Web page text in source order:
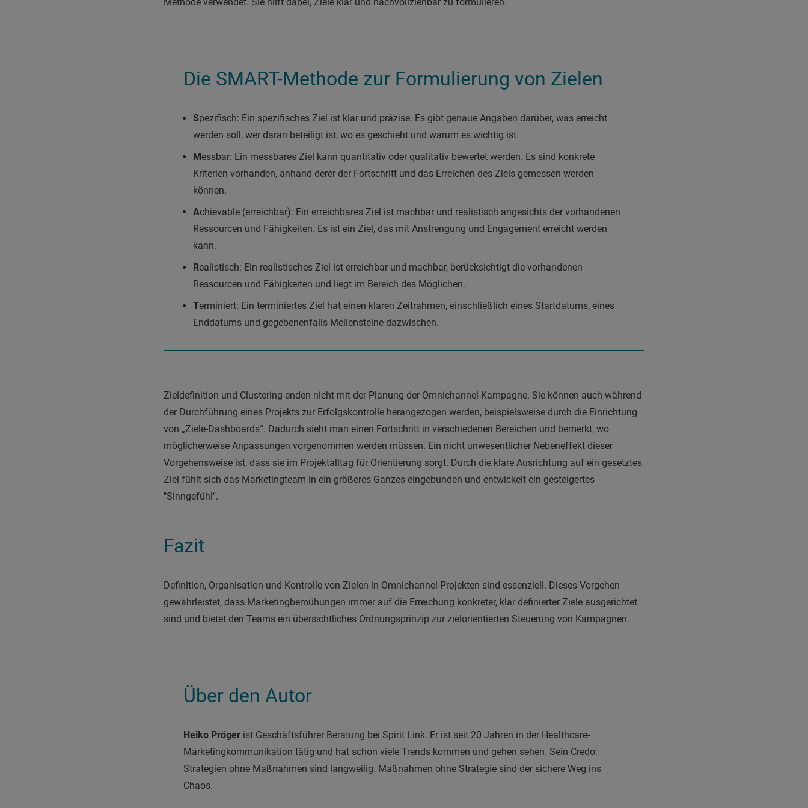
Die SMART-Methode zur Formulierung von Zielen
Spezifisch: Ein spezifisches Ziel ist klar und präzise. Es gibt genaue Angaben darüber, was erreicht
werden soll, wer daran beteiligt ist, wo es geschieht und warum es wichtig ist.
Messbar: Ein messbares Ziel kann quantitativ oder qualitativ bewertet werden. Es sind konkrete
Kriterien vorhanden, anhand derer der Fortschritt und das Erreichen des Ziels gemessen werden
können.
Achievable (erreichbar): Ein erreichbares Ziel ist machbar und realistisch angesichts der vorhandenen
Ressourcen und Fähigkeiten. Es ist ein Ziel, das mit Anstrengung und Engagement erreicht werden
kann.
Realistisch: Ein realistisches Ziel ist erreichbar und machbar, berücksichtigt die vorhandenen
Ressourcen und Fähigkeiten und liegt im Bereich des Möglichen.
Terminiert: Ein terminiertes Ziel hat einen klaren Zeitrahmen, einschließlich eines Startdatums, eines
Enddatums und gegebenenfalls Meilensteine dazwischen.
Zieldefinition und Clustering enden nicht mit der Planung der Omnichannel-Kampagne. Sie können auch während
der Durchführung eines Projekts zur Erfolgskontrolle herangezogen werden, beispielsweise durch die Einrichtung
von „Ziele-Dashboards“. Dadurch sieht man einen Fortschritt in verschiedenen Bereichen und bemerkt, wo
möglicherweise Anpassungen vorgenommen werden müssen. Ein nicht unwesentlicher Nebeneffekt dieser
Vorgehensweise ist, dass sie im Projektalltag für Orientierung sorgt. Durch die klare Ausrichtung auf ein gesetztes
Ziel fühlt sich das Marketingteam in ein größeres Ganzes eingebunden und entwickelt ein gesteigertes
"Sinngefühl".
Fazit
Definition, Organisation und Kontrolle von Zielen in Omnichannel-Projekten sind essenziell. Dieses Vorgehen
gewährleistet, dass Marketingbemühungen immer auf die Erreichung konkreter, klar definierter Ziele ausgerichtet
sind und bietet den Teams ein übersichtliches Ordnungsprinzip zur zielorientierten Steuerung von Kampagnen.
Über den Autor
Heiko Pröger ist Geschäftsführer Beratung bei Spirit Link. Er ist seit 20 Jahren in der Healthcare-
Marketingkommunikation tätig und hat schon viele Trends kommen und gehen sehen. Sein Credo:
Strategien ohne Maßnahmen sind langweilig. Maßnahmen ohne Strategie sind der sichere Weg ins
Chaos.